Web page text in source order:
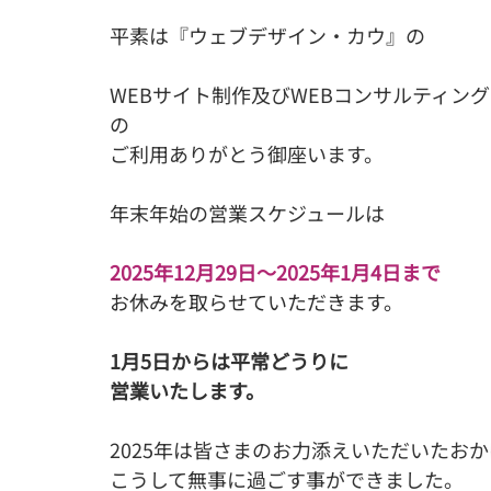
Youtube ツール 起業/スタートアップ
平素は『ウェブデザイン・カウ』の
WEBサイト制作及びWEBコンサルティング
の
ご利用ありがとう御座います。
年末年始の営業スケジュールは
2025年12月29日～2025年1月4日まで
お休みを取らせていただきます。
1月5日からは平常どうりに
営業いたします。
2025年は皆さまのお力添えいただいたお
こうして無事に過ごす事ができました。